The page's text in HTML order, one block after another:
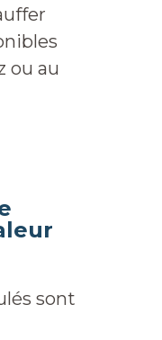
ou au
sont